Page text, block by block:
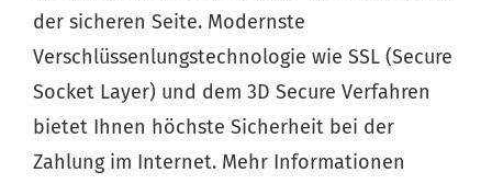
der sicheren Seite. Modernste
Verschlüssenlungstechnologie wie SSL (Secure
Socket Layer) und dem 3D Secure Verfahren
bietet Ihnen höchste Sicherheit bei der
Zahlung im Internet. Mehr Informationen